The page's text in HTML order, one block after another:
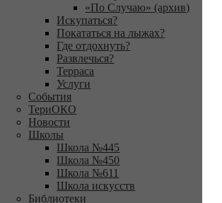
«По Случаю» (архив)
Искупаться?
Покататься на лыжах?
Где отдохнуть?
Развлечься?
Терраса
Услуги
События
ТериОКО
Новости
Школы
Школа №445
Школа №450
Школа №611
Школа искусств
Библиотеки